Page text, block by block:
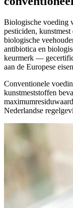
Biologische voeding
pesticiden,
biologische
antibiotica en
keurmerk —
aan de Europese
Conventionele
kunstmeststoffen
Nederlandse